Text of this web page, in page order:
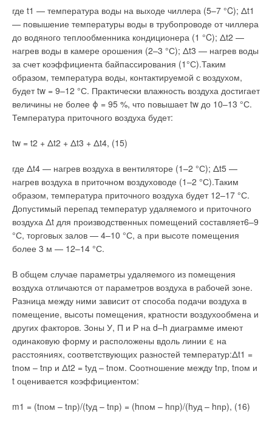
где t1 — температура воды на выходе чиллера (5–7 °C); Δt1
— повышение температуры воды в трубопроводе от чиллера
до водяного теплообменника кондиционера (1 °C); Δt2 —
нагрев воды в камере орошения (2–3 °С); Δt3 — нагрев воды
за счет коэффициента байпассирования (1°С).Таким
образом, температура воды, контактируемой с воздухом,
будет tw = 9–12 °С. Практически влажность воздуха достигает
величины не более ϕ = 95 %, что повышает tw до 10–13 °С.
Температура приточного воздуха будет:
tw = t2 + Δt2 + Δt3 + Δt4, (15)
где Δt4 — нагрев воздуха в вентиляторе (1–2 °С); Δt5 —
нагрев воздуха в приточном воздуховоде (1–2 °С).Таким
образом, температура приточного воздуха будет 12–17 °С.
Допустимый перепад температур удаляемого и приточного
воздуха Δt для производственных помещений составляет6–9
°С, торговых залов — 4–10 °С, а при высоте помещения
более 3 м — 12–14 °С.
В общем случае параметры удаляемого из помещения
воздуха отличаются от параметров воздуха в рабочей зоне.
Разница между ними зависит от способа подачи воздуха в
помещение, высоты помещения, кратности воздухообмена и
других факторов. Зоны У, П и Р на d–h диаграмме имеют
одинаковую форму и расположены вдоль линии ε на
расстояниях, соответствующих разностей температур:Δt1 =
tпом – tпр и Δt2 = tуд – tпом. Соотношение между tпр, tпом и
t оценивается коэффициентом:
m1 = (tпом – tпр)/(tуд – tпр) = (hпом – hпр)/(hуд – hпр), (16)